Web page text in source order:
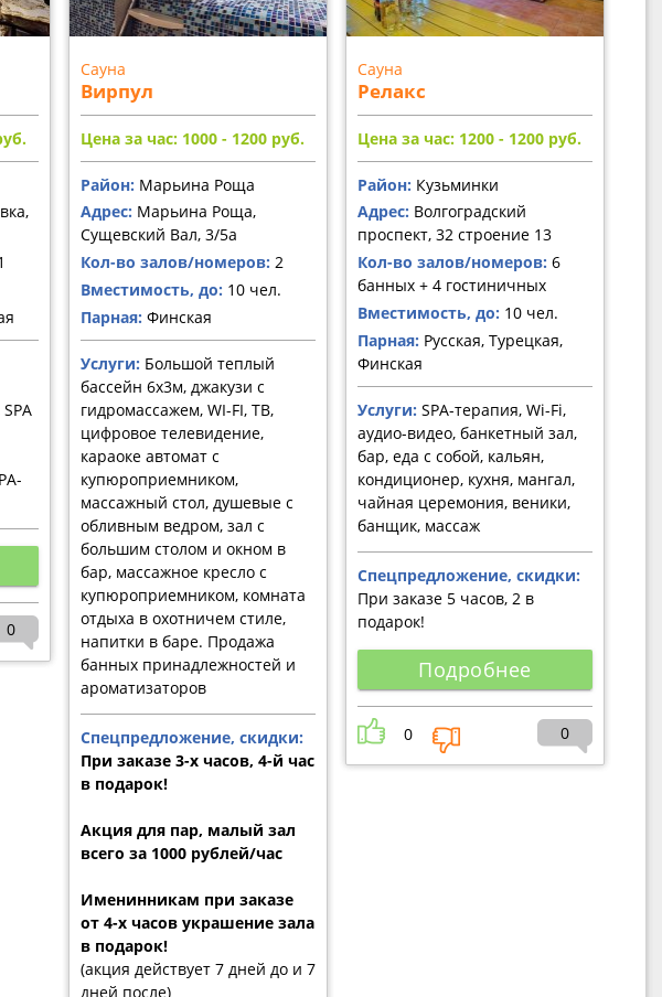
0
Сауна
Вирпул
Цена за час: 1000 - 1200 руб.
Район: Марьина Роща
Адрес: Марьина Роща,
Сущевский Вал, 3/5а
Кол-во залов/номеров: 2
Вместимость, до: 10 чел.
Парная: Финская
Услуги: Большой теплый
бассейн 6х3м, джакузи с
гидромассажем, WI-FI, ТВ,
цифровое телевидение,
караоке автомат с
купюроприемником,
массажный стол, душевые с
обливным ведром, зал с
большим столом и окном в
бар, массажное кресло с
купюроприемником, комната
отдыха в охотничем стиле,
напитки в баре. Продажа
банных принадлежностей и
ароматизаторов
Спецпредложение, скидки:
При заказе 3-х часов, 4-й час
в подарок!
Акция для пар, малый зал
всего за 1000 рублей/час
Именинникам при заказе
от 4-х часов украшение зала
в подарок!
(акция действует 7 дней до и 7
дней после)
Сауна
Релакс
Цена за час: 1200 - 1200 руб.
Район: Кузьминки
Адрес: Волгоградский
проспект, 32 строение 13
Кол-во залов/номеров: 6
банных + 4 гостиничных
Вместимость, до: 10 чел.
Парная: Русская, Турецкая,
Финская
Услуги: SPA-терапия, Wi-Fi,
аудио-видео, банкетный зал,
бар, еда с собой, кальян,
кондиционер, кухня, мангал,
чайная церемония, веники,
банщик, массаж
Спецпредложение, скидки:
При заказе 5 часов, 2 в
подарок!
Подробнее
0 0